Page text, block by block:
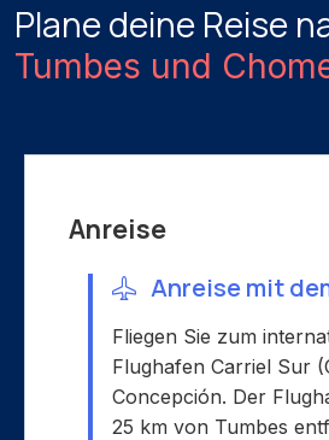
Plane deine Reise
Tumbes und
Anreise
Anreise mit
Fliegen Sie zum
Flughafen Carriel Sur
Concepción. Der
25 km von Tumbes